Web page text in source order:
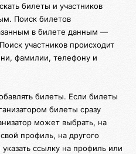
билеты и участников
Поиск билетов
в билете данным —
участников происходит
фамилии, телефону и
билеты. Если билеты
билеты сразу
может выбрать, на
профиль, на другого
ссылку на профиль или